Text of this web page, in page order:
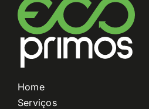
Home
Serviços